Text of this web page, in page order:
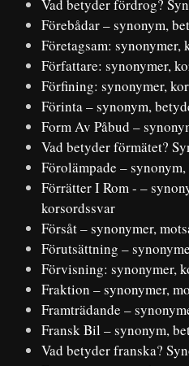
Vad betyder fördrog?
Förebådar – synonym,
Företagsam:
Författare: synonymer,
Förfining: synonymer,
Förinta – synonym,
Form Av Påbud –
Vad betyder förmätet?
Förolämpade –
Förrätter I Rom - –
korsordssvar
Försåt – synonymer,
Förutsättning –
Förvisning: synonymer,
Fraktion – synonymer,
Framträdande –
Fransk Bil – synonym,
Vad betyder franska?